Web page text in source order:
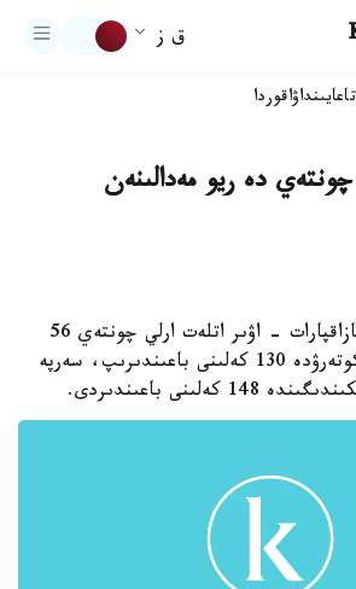
ق ز
تاعايىنداۋاقوردا
ارلي چونتەي دە ريو مەدالىنەن
ريو- دە- جانەيرو. قازاقپارات - اۋىر اتلەت ارلي چونتەي 56
كەلى سالماقتا جۇلقا كوتەرۋدە 130 كەلىنى باعىندىرىپ، سەرپە
باعىندىردى.